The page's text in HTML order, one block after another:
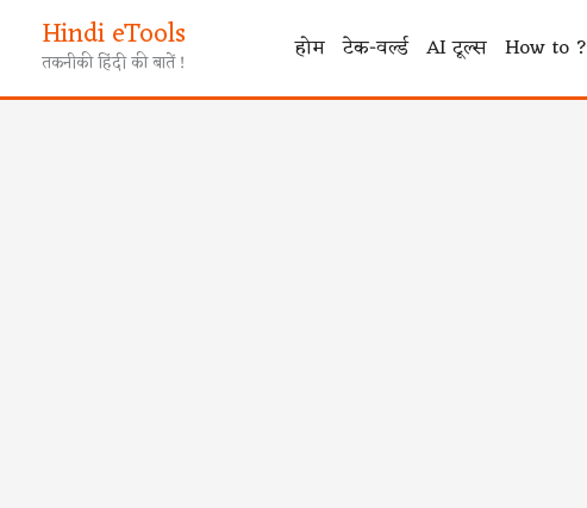
Hindi eTools
तकनीकी हिंदी की बातें ! होम टेक-वर्ल्ड AI टूल्स How to ?